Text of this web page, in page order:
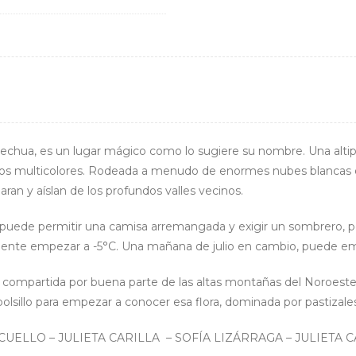
es un lugar mágico como lo sugiere su nombre. Una
multicolores. Rodeada a menudo de enormes nubes
y aíslan de los profundos valles vecinos.
permitir una camisa arremangada y exigir un sombrero,
empezar a -5°C. Una mañana de julio en cambio, puede
por buena parte de las altas montañas del
para empezar a conocer esa flora, dominada por
– JULIETA CARILLA – SOFÍA LIZÁRRAGA – JULIETA